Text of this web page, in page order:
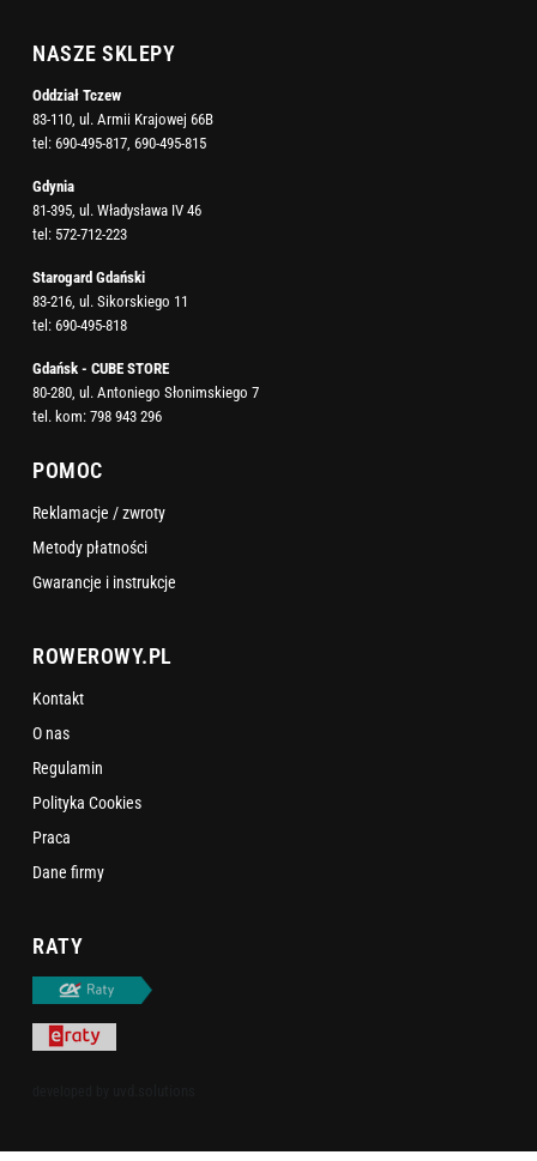
NASZE SKLEPY
Oddział Tczew
83-110, ul. Armii Krajowej 66B
tel: 690-495-817 690-495-815
Gdynia
81-395, ul. Władysława IV 46
tel: 572-712-223
Starogard Gdański
83-216, ul. Sikorskiego 11
tel: 690-495-818
Gdańsk - CUBE STORE
80-280, ul. Antoniego Słonimskiego 7
tel. kom: 798 943 296
POMOC
Reklamacje / zwroty
Metody płatności
Gwarancje i instrukcje
ROWEROWY.PL
Kontakt
O nas
Regulamin
Polityka Cookies
Praca
Dane firmy
RATY